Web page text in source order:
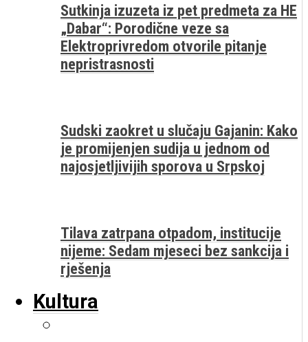
Sutkinja izuzeta iz pet predmeta za HE
„Dabar“: Porodične veze sa
Elektroprivredom otvorile pitanje
nepristrasnosti
Sudski zaokret u slučaju Gajanin: Kako
je promijenjen sudija u jednom od
najosjetljivijih sporova u Srpskoj
Tilava zatrpana otpadom, institucije
nijeme: Sedam mjeseci bez sankcija i
rješenja
Kultura